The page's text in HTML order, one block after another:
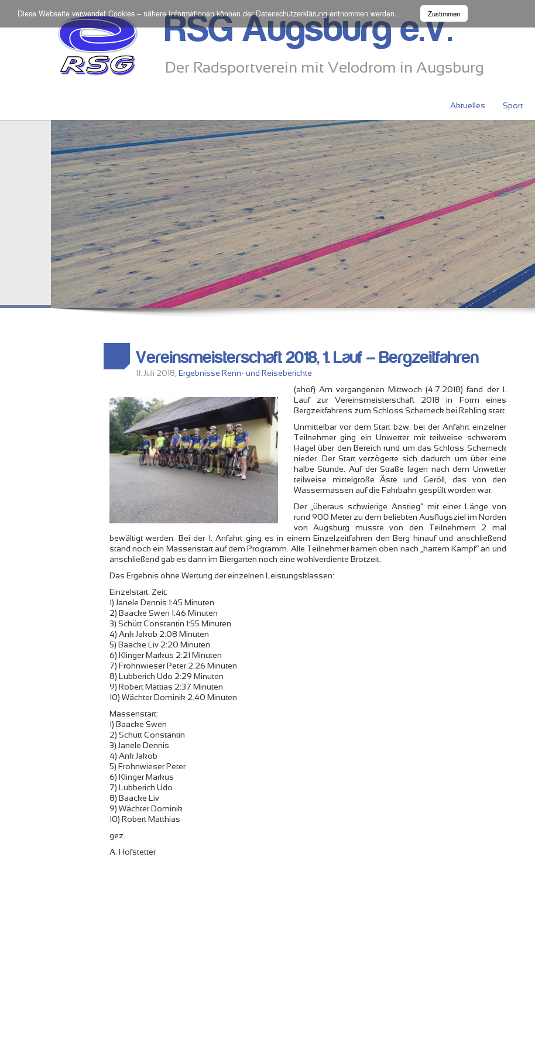
Diese Webseite verwendet Cookies – nähere Informationen können derDatenschutzerklärungentnommen werden. Zustimmen
RSG Augsburg e.V.
Der Radsportverein mit Velodrom in Augsburg
Aktuelles Sport
Vereinsmeisterschaft 2018, 1. Lauf – Bergzeitfahren
11. Juli 2018, Ergebnisse Renn- und Reiseberichte
(ahof) Am vergangenen Mittwoch (4.7.2018) fand der 1.
Lauf zur Vereinsmeisterschaft 2018 in Form eines
Bergzeitfahrens zum Schloss Scherneck bei Rehling statt.
Unmittelbar vor dem Start bzw. bei der Anfahrt einzelner
Teilnehmer ging ein Unwetter mit teilweise schwerem
Hagel über den Bereich rund um das Schloss Scherneck
nieder. Der Start verzögerte sich dadurch um über eine
halbe Stunde. Auf der Straße lagen nach dem Unwetter
teilweise mittelgroße Äste und Geröll, das von den
Wassermassen auf die Fahrbahn gespült worden war.
Der „überaus schwierige Anstieg“ mit einer Länge von
rund 900 Meter zu dem beliebten Ausflugsziel im Norden
von Augsburg musste von den Teilnehmern 2 mal
bewältigt werden. Bei der 1. Anfahrt ging es in einem Einzelzeitfahren den Berg hinauf und anschließend
stand noch ein Massenstart auf dem Programm. Alle Teilnehmer kamen oben nach „hartem Kampf“ an und
anschließend gab es dann im Biergarten noch eine wohlverdiente Brotzeit.
Das Ergebnis ohne Wertung der einzelnen Leistungsklassen:
Einzelstart: Zeit:
1) Janele Dennis 1:45 Minuten
2) Baacke Swen 1:46 Minuten
3) Schütt Constantin 1:55 Minuten
4) Ank Jakob 2:08 Minuten
5) Baacke Liv 2:20 Minuten
6) Klinger Markus 2:21 Minuten
7) Frohnwieser Peter 2.26 Minuten
8) Lubberich Udo 2:29 Minuten
9) Robert Mattias 2:37 Minuten
10) Wächter Dominik 2.40 Minuten
Massenstart:
1) Baacke Swen
2) Schütt Constantin
3) Janele Dennis
4) Ank Jakob
5) Frohnwieser Peter
6) Klinger Markus
7) Lubberich Udo
8) Baacke Liv
9) Wächter Dominik
10) Robert Matthias
gez.
A. Hofstetter